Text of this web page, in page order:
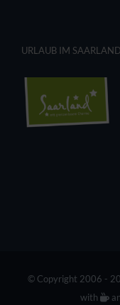
URLAUB IM SAARLAND
© Copyright 2006 -
with